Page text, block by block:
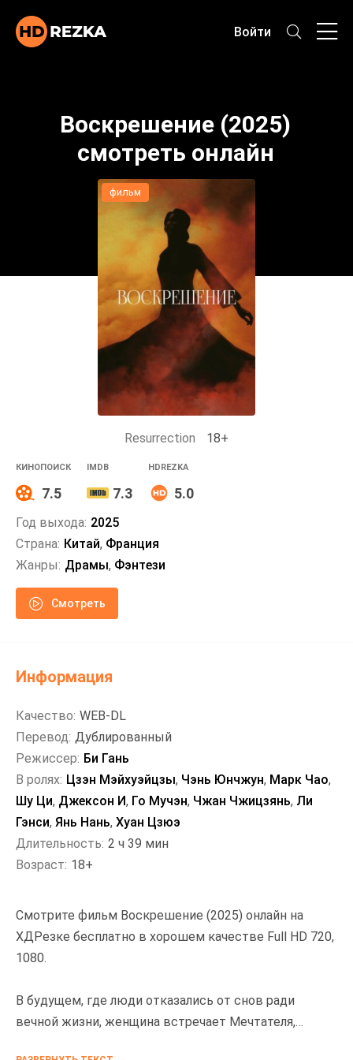
Войти
Воскрешение (2025)
смотреть онлайн
фильм
Resurrection 18+
КИНОПОИСК
7.5
IMDB
7.3
HDREZKA
5.0
Год выхода: 2025
Страна: Китай, Франция
Жанры: Драмы, Фэнтези
Смотреть
Смотрите фильм Воскрешение (2025) онлайн на
ХДРезке бесплатно в хорошем качестве Full HD 720,
1080.
В будущем, где люди отказались от снов ради
вечной жизни, женщина встречает Мечтателя,
Информация
Качество: WEB-DL
Перевод: Дублированный
Режиссер: Би Гань
В ролях: Цзэн Мэйхуэйцзы, Чэнь Юнчжун, Марк Чао,
Шу Ци, Джексон И, Го Мучэн, Чжан Чжицзянь, Ли
Гэнси, Янь Нань, Хуан Цзюэ
Длительность: 2 ч 39 мин
Возраст: 18+